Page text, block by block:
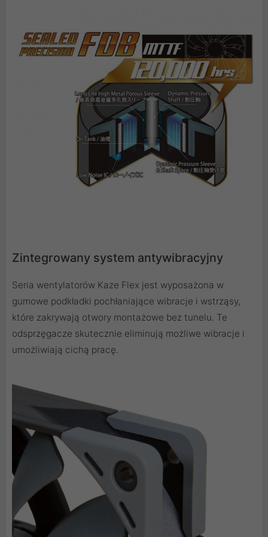
Zintegrowany system antywibracyjny
Seria wentylatorów Kaze Flex jest wyposażona w
gumowe podkładki pochłaniające wibracje i wstrząsy,
które zakrywają otwory montażowe bez tunelu. Te
odsprzęgacze skutecznie eliminują możliwe wibracje i
umożliwiają cichą pracę.